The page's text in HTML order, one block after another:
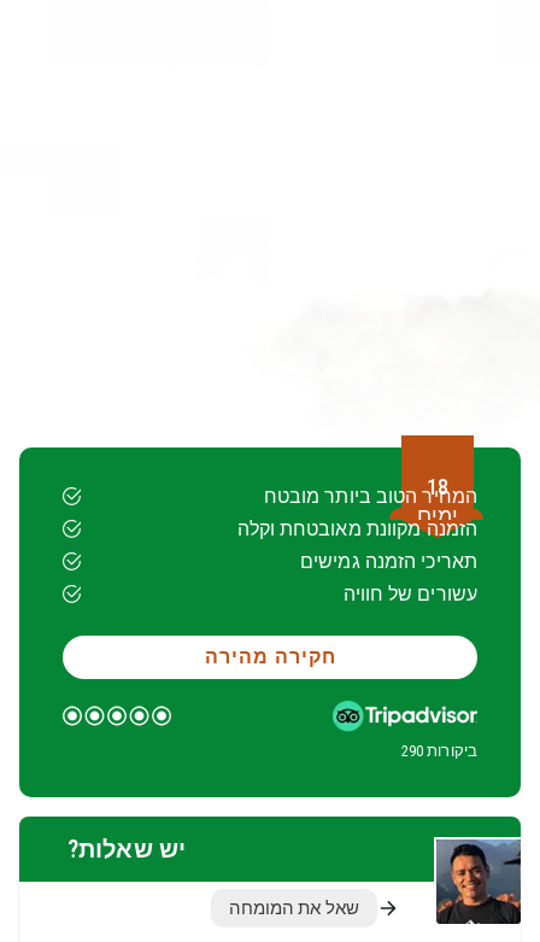
18
ימים
המחיר הטוב ביותר מובטח
הזמנה מקוונת מאובטחת וקלה
תאריכי הזמנה גמישים
עשורים של חוויה
חקירה מהירה
ביקורות 290
יש שאלות?
שאל את המומחה